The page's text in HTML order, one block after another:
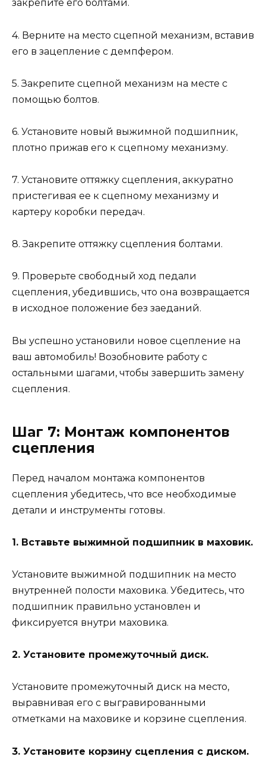
закрепите его болтами.
4. Верните на место сцепной механизм, вставив
его в зацепление с демпфером.
5. Закрепите сцепной механизм на месте с
помощью болтов.
6. Установите новый выжимной подшипник,
плотно прижав его к сцепному механизму.
7. Установите оттяжку сцепления, аккуратно
пристегивая ее к сцепному механизму и
картеру коробки передач.
8. Закрепите оттяжку сцепления болтами.
9. Проверьте свободный ход педали
сцепления, убедившись, что она возвращается
в исходное положение без заеданий.
Вы успешно установили новое сцепление на
ваш автомобиль! Возобновите работу с
остальными шагами, чтобы завершить замену
сцепления.
Шаг 7: Монтаж компонентов
сцепления
Перед началом монтажа компонентов
сцепления убедитесь, что все необходимые
детали и инструменты готовы.
1. Вставьте выжимной подшипник в маховик.
Установите выжимной подшипник на место
внутренней полости маховика. Убедитесь, что
подшипник правильно установлен и
фиксируется внутри маховика.
2. Установите промежуточный диск.
Установите промежуточный диск на место,
выравнивая его с выгравированными
отметками на маховике и корзине сцепления.
3. Установите корзину сцепления с диском.